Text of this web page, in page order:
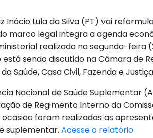
Inácio Lula da Silva (PT) vai
marco legal integra a agenda
realizada na segunda-
sendo discutido na Câmara
Saúde, Casa Civil, Fazenda e
Nacional de Saúde Suplementar
de Regimento Interno da
foram realizadas as
suplementar. Acesse o relatório